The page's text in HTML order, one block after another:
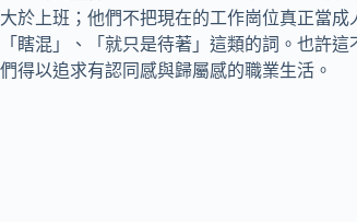
大於上班；他們不把現在的工作崗位真正當
「瞎混」、「就只是待著」這類的詞。也許
們得以追求有認同感與歸屬感的職業生活。